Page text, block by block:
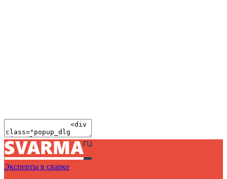
Эксперты в сварке